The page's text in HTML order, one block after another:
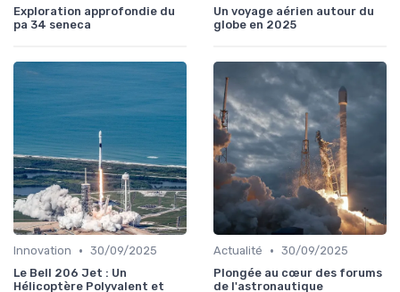
Exploration approfondie du
pa 34 seneca
Un voyage aérien autour du
globe en 2025
Innovation • 30/09/2025
Le Bell 206 Jet : Un
Hélicoptère Polyvalent et
Actualité • 30/09/2025
Plongée au cœur des forums
de l'astronautique